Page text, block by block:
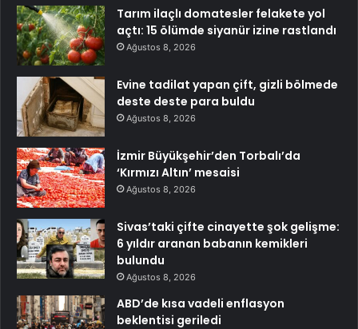
Tarım ilaçlı domatesler felakete yol
açtı: 15 ölümde siyanür izine rastlandı
Ağustos 8, 2026
Evine tadilat yapan çift, gizli bölmede
deste deste para buldu
Ağustos 8, 2026
İzmir Büyükşehir’den Torbalı’da
‘Kırmızı Altın’ mesaisi
Ağustos 8, 2026
Sivas’taki çifte cinayette şok gelişme:
6 yıldır aranan babanın kemikleri
bulundu
Ağustos 8, 2026
ABD’de kısa vadeli enflasyon
beklentisi geriledi